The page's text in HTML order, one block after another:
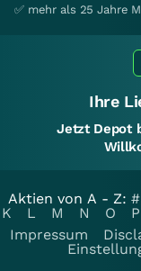
✅ mehr als 25 Jahre
Ihre
Jetzt Depot
Aktien von A - Z: #
K
L M N O P
Impressum